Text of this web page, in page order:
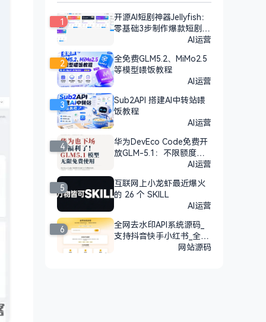
1
开源AI短剧神器Jellyfish：
零基础3步制作爆款短剧
AI运营
2
全免费GLM5.2、MiMo2.5
等模型喂饭教程
AI运营
3
Sub2API 搭建AI中转站喂
饭教程
AI运营
4
华为DevEco Code免费开
放GLM-5.1：不限额度，n
AI运营
5
互联网上小龙虾最近爆火
的 26 个 SKILL
AI运营
6
全网去水印API系统源码_
支持抖音快手小红书_全开
网站源码